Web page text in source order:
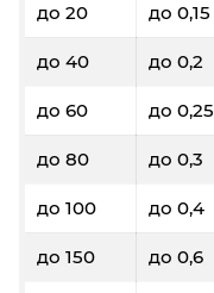
до 20 до 0,15
до 40 до 0,2
до 60 до 0,25
до 80 до 0,3
до 100 до 0,4
до 150 до 0,6